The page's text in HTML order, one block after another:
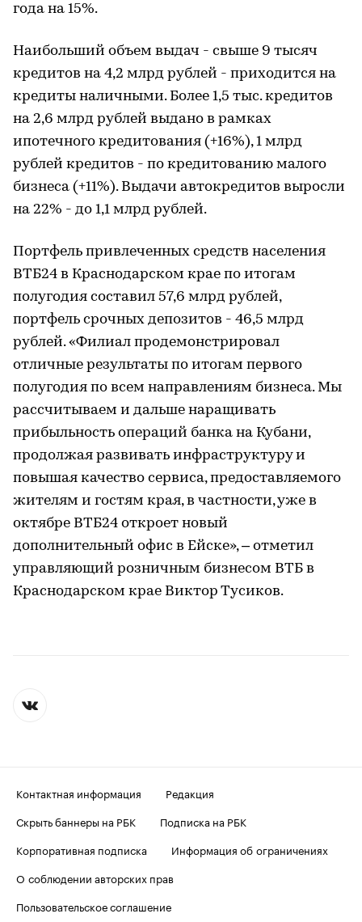
года на 15%.
Наибольший объем выдач - свыше 9 тысяч
кредитов на 4,2 млрд рублей - приходится на
кредиты наличными. Более 1,5 тыс. кредитов
на 2,6 млрд рублей выдано в рамках
ипотечного кредитования (+16%), 1 млрд
рублей кредитов - по кредитованию малого
бизнеса (+11%). Выдачи автокредитов выросли
на 22% - до 1,1 млрд рублей.
Портфель привлеченных средств населения
ВТБ24 в Краснодарском крае по итогам
полугодия составил 57,6 млрд рублей,
портфель срочных депозитов - 46,5 млрд
рублей. «Филиал продемонстрировал
отличные результаты по итогам первого
полугодия по всем направлениям бизнеса. Мы
рассчитываем и дальше наращивать
прибыльность операций банка на Кубани,
продолжая развивать инфраструктуру и
повышая качество сервиса, предоставляемого
жителям и гостям края, в частности, уже в
октябре ВТБ24 откроет новый
дополнительный офис в Ейске», – отметил
управляющий розничным бизнесом ВТБ в
Краснодарском крае Виктор Тусиков.
Контактная информация
Редакция
Скрыть баннеры на РБК
Подписка на РБК
Корпоративная подписка
Информация об ограничениях
О соблюдении авторских прав
Пользовательское соглашение